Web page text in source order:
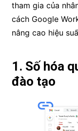
tham gia của
cách Google
nâng cao hiệu
1. Số hóa
đào tạo